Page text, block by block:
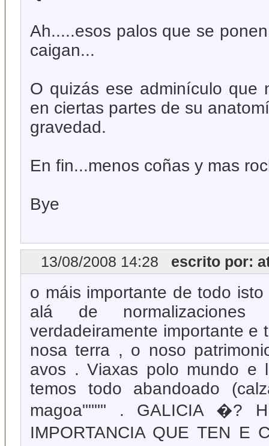
Ah.....esos palos que se
caigan...
O quizás ese adminículo que
en ciertas partes de su
gravedad.
En fin...menos coñas y mas
Bye
13/08/2008 14:28 escrito por:
o máis importante de todo
alá de normalizaciones
verdadeiramente importante e
nosa terra , o noso
avos . Viaxas polo mundo e
temos todo abandoado
magoa"""" . GALICIA �?
IMPORTANCIA QUE TEN E